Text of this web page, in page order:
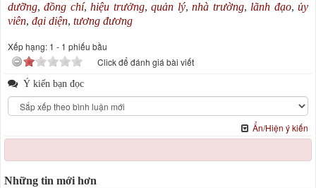
dưỡng,đồng chí,hiệu trưởng,quản lý,nhà trường, lãnh đạo,ủy
viên, đại diện, tương đương
Xếp hạng: 1 - 1 phiếu bầu
Click để đánh giá bài viết
Ý kiến bạn đọc
Ẩn/Hiện ý kiến
Những tin mới hơn